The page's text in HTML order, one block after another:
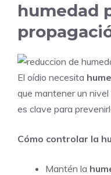
humedad
El oídio necesita
que mantener un
es clave para
Cómo controlar la
Mantén la